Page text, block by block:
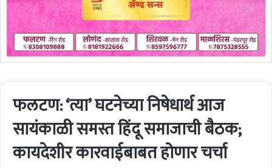
फलटण: ‘त्या’ घटनेच्या निषेधार्थ आज
सायंकाळी समस्त हिंदू समाजाची बैठक;
कायदेशीर कारवाईबाबत होणार चर्चा